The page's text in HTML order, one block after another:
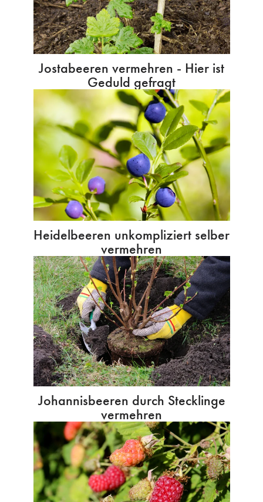
Jostabeeren vermehren - Hier ist
Geduld gefragt
Heidelbeeren unkompliziert selber
vermehren
Johannisbeeren durch Stecklinge
vermehren